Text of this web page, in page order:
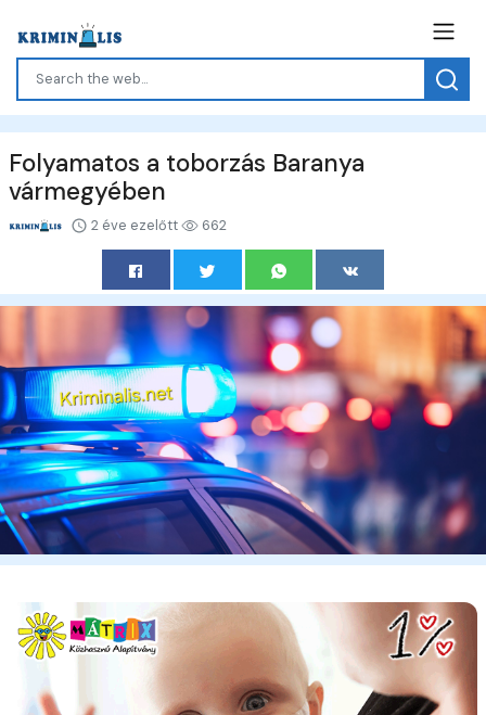
Folyamatos a toborzás Baranya
vármegyében
2 éve ezelőtt 662